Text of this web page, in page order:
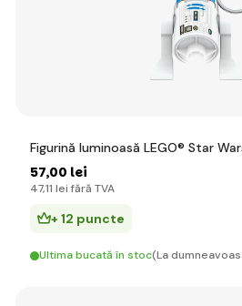
Figurină luminoasă LEGO® Star
57,00 lei
47,11 lei fără TVA
+ 12 puncte
Ultima bucată în stoc(La